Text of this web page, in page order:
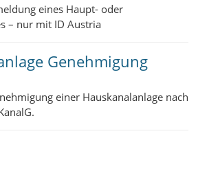
eines Haupt- oder
– nur mit ID Austria
Genehmigung
einer Hauskanalanlage nach